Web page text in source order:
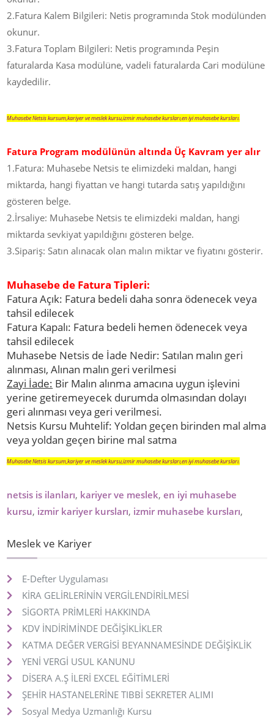
2.Fatura Kalem Bilgileri: Netis programında Stok modülünden
okunur.
3.Fatura Toplam Bilgileri: Netis programında Peşin
faturalarda Kasa modülüne, vadeli faturalarda Cari modülüne
kaydedilir.
Muhasebe Netsis kursum,kariyer ve meslek kursu,izmir muhasebe kursları,en iyi muhasebe kursları.
Fatura Program modülünün altında Üç Kavram yer alır
1.Fatura: Muhasebe Netsis te elimizdeki maldan, hangi
miktarda, hangi fiyattan ve hangi tutarda satış yapıldığını
gösteren belge.
2.İrsaliye: Muhasebe Netsis te elimizdeki maldan, hangi
miktarda sevkiyat yapıldığını gösteren belge.
3.Sipariş: Satın alınacak olan malın miktar ve fiyatını gösterir.
Muhasebe de Fatura Tipleri:
Fatura Açık: Fatura bedeli daha sonra ödenecek veya
tahsil edilecek
Fatura Kapalı: Fatura bedeli hemen ödenecek veya
tahsil edilecek
Muhasebe Netsis de İade Nedir: Satılan malın geri
alınması, Alınan malın geri verilmesi
Zayi İade: Bir Malın alınma amacına uygun işlevini
yerine getiremeyecek durumda olmasından dolayı
geri alınması veya geri verilmesi.
Netsis Kursu Muhtelif: Yoldan geçen birinden mal alma
veya yoldan geçen birine mal satma
Muhasebe Netsis kursum,kariyer ve meslek kursu,izmir muhasebe kursları,en iyi muhasebe kursları.
netsis is ilanları, kariyer ve meslek,en iyi muhasebe
kursu, izmir kariyer kursları, izmir muhasebe kursları,
Meslek ve Kariyer
E-Defter Uygulaması
KİRA GELİRLERİNİN VERGİLENDİRİLMESİ
SİGORTA PRİMLERİ HAKKINDA
KDV İNDİRİMİNDE DEĞİŞİKLİKLER
KATMA DEĞER VERGİSİ BEYANNAMESİNDE DEĞİŞİKLİK
YENİ VERGİ USUL KANUNU
DİSERA A.Ş İLERİ EXCEL EĞİTİMLERİ
ŞEHİR HASTANELERİNE TIBBİ SEKRETER ALIMI
Sosyal Medya Uzmanlığı Kursu